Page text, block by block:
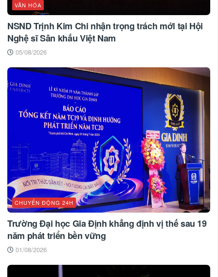
VĂN HÓA
NSND Trịnh Kim Chi nhận trọng trách mới tại Hội
Nghệ sĩ Sân khấu Việt Nam
05/08/2026
CHUYỂN ĐỘNG 24H
Trường Đại học Gia Định khẳng định vị thế sau 19
năm phát triển bền vững
01/08/2026